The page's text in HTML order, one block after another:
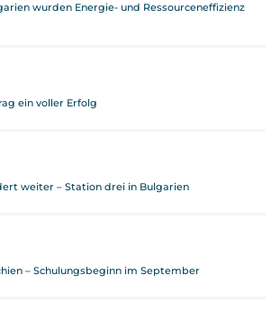
wurden Energie- und Ressourceneffizienz
ein voller Erfolg
weiter – Station drei in Bulgarien
– Schulungsbeginn im September